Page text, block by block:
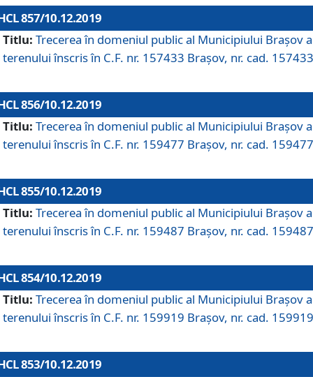
857/10.12.2019
Titlu: Trecerea în domeniul public al Municipiului Braşov a
terenului înscris în C.F. nr. 157433 Brașov, nr. cad.
856/10.12.2019
Titlu: Trecerea în domeniul public al Municipiului Braşov a
terenului înscris în C.F. nr. 159477 Brașov, nr. cad.
855/10.12.2019
Titlu: Trecerea în domeniul public al Municipiului Braşov a
terenului înscris în C.F. nr. 159487 Brașov, nr. cad.
854/10.12.2019
Titlu: Trecerea în domeniul public al Municipiului Braşov a
terenului înscris în C.F. nr. 159919 Brașov, nr. cad.
853/10.12.2019